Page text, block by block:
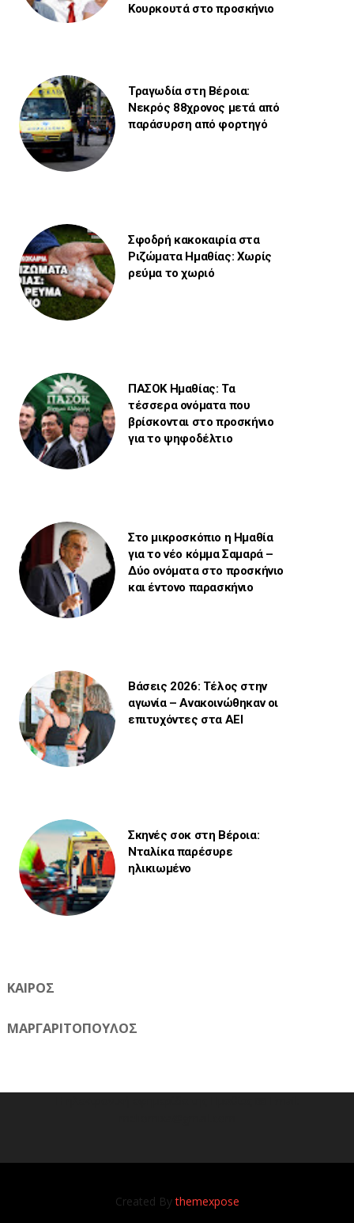
Κουρκουτά στο προσκήνιο
Τραγωδία στη Βέροια:
Νεκρός 88χρονος μετά από
παράσυρση από φορτηγό
Σφοδρή κακοκαιρία στα
Ριζώματα Ημαθίας: Χωρίς
ρεύμα το χωριό
ΠΑΣΟΚ Ημαθίας: Τα
τέσσερα ονόματα που
βρίσκονται στο προσκήνιο
για το ψηφοδέλτιο
Στο μικροσκόπιο η Ημαθία
για το νέο κόμμα Σαμαρά –
Δύο ονόματα στο προσκήνιο
και έντονο παρασκήνιο
Βάσεις 2026: Τέλος στην
αγωνία – Ανακοινώθηκαν οι
επιτυχόντες στα ΑΕΙ
Σκηνές σοκ στη Βέροια:
Νταλίκα παρέσυρε
ηλικιωμένο
ΚΑΙΡΟΣ
ΜΑΡΓΑΡΙΤΟΠΟΥΛΟΣ
Created Bythemexpose